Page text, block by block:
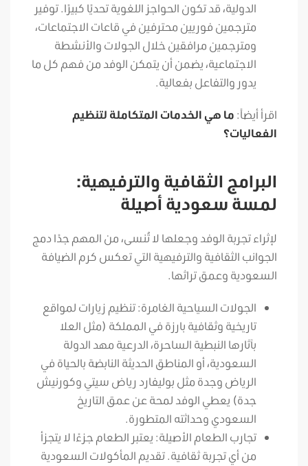
الدولية، قد تكون الحواجز اللغوية تحديًا كبيرًا. توفير
مترجمين فوريين محترفين في قاعات الاجتماعات،
ومترجمين مرافقين خلال الجولات والأنشطة
الاجتماعية، يضمن أن يتمكن الوفد من فهم كل ما
يدور والتفاعل بفعالية.
اقرأ أيضاً: ما هي الخدمات المتكاملة لتنظيم
الفعاليات؟
البرامج الثقافية والترفيهية:
لمسة سعودية أصيلة
لإثراء تجربة الوفد وجعلها لا تُنسى، من المهم جدًا دمج
الجوانب الثقافية والترفيهية التي تعكس كرم الضيافة
السعودية وعمق تراثها.
الجولات السياحية الغامرة: تنظيم زيارات لمواقع
تاريخية وثقافية بارزة في المملكة (مثل العلا
بآثارها النبطية الساحرة، الدرعية مهد الدولة
السعودية، أو المناطق الحديثة النابضة بالحياة في
الرياض وجدة مثل بوليفارد رياض سيتي وكورنيش
جدة) يعطي الوفد لمحة عن عمق التاريخ
السعودي وحداثته المتطورة.
تجارب الطعام الأصيلة: يعتبر الطعام جزءًا لا يتجزأ
من أي تجربة ثقافية. تقديم المأكولات السعودية